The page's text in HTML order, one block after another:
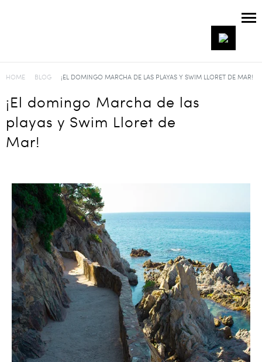
HOME BLOG ¡EL DOMINGO MARCHA DE LAS PLAYAS Y SWIM LLORET DE MAR!
¡El domingo Marcha de las
playas y Swim Lloret de
Mar!